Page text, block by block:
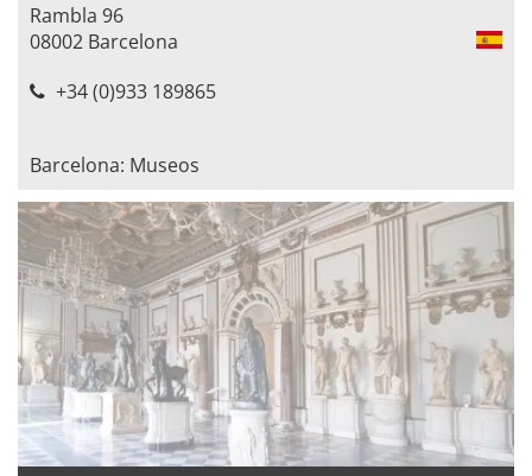
Rambla 96
08002 Barcelona
+34 (0)933 189865
Barcelona: Museos